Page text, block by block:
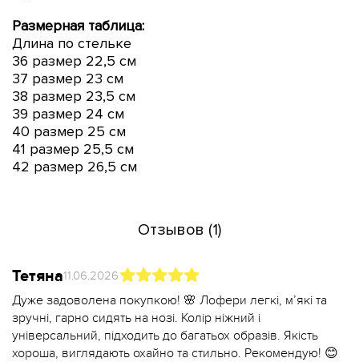
Размерная таблица:
Длина по стельке
36 размер 22,5 см
37 размер 23 см
38 размер 23,5 см
39 размер 24 см
40 размер 25 см
41 размер 25,5 см
42 размер 26,5 см
Отзывов (1)
Тетяна11.06.2026
Дуже задоволена покупкою! 🌸 Лофери легкі, м’які та
зручні, гарно сидять на нозі. Колір ніжний і
універсальний, підходить до багатьох образів. Якість
хороша, виглядають охайно та стильно. Рекомендую! 😊